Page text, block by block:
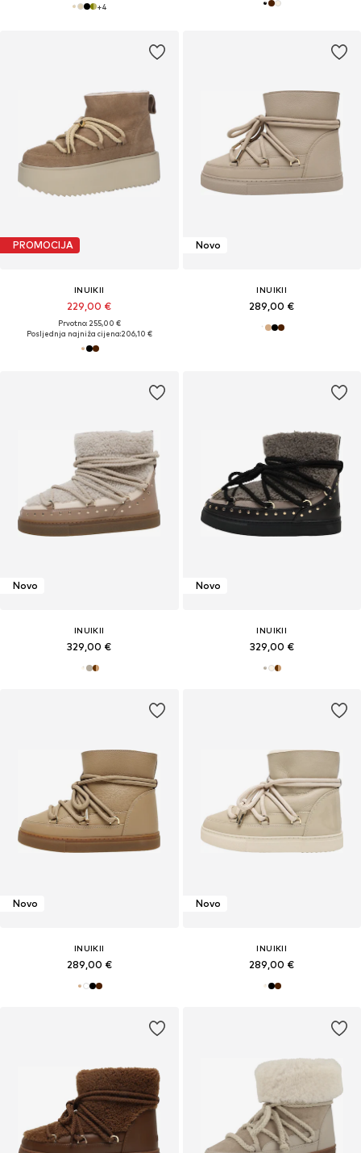
+4
PROMOCIJA
INUIKII
229,00 €
Prvotno: 255,00 €
Posljednja najniža cijena:206,10 €
Novo
INUIKII
289,00 €
Novo
INUIKII
329,00 €
Novo
INUIKII
329,00 €
Novo
INUIKII
289,00 €
Novo
INUIKII
289,00 €